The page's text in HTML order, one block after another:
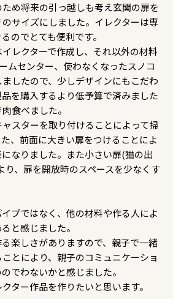
め将来の引っ越しも考え玄関の扉を
サイズにしました。イレクターは専
のでとても便利です。
レクターで作成し、それ以外の材料
ムセンター、使わなくなったスノコ
したので、少しデザインにもこだわ
を購入するより低予算で済みました
食べました。
スターを取り付けることによって掃
、前面に大きい扉をつけることによ
なりました。また小さい扉(猫の出
り、扉を開放時のスペースを少なくす
プではなく、他の材料や作る人によ
と感じました。
楽しさがありますので、親子で一緒
とにより、親子のコミュニケーショ
でわないかと感じました。
ター作品を作りたいと思います。